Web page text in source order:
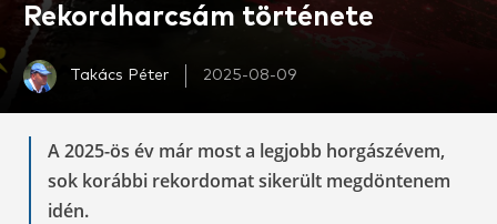
Rekordharcsám története
Takács Péter 2025-08-09
A 2025-ös év már most a legjobb horgászévem,
sok korábbi rekordomat sikerült megdöntenem
idén.